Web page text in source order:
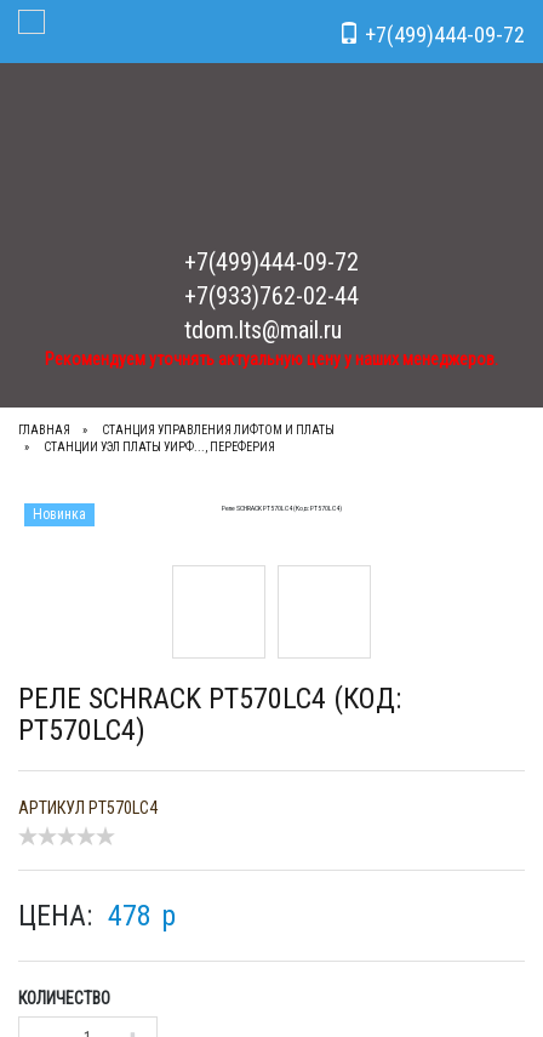
Рекомендуем уточнять актуальную цену у наших менеджеров.
+7(499)444-09-72
+7(933)762-02-44
tdom.lts@mail.ru
Рекомендуем уточнять актуальную цену у наших менеджеров.
+7(499)444-09-72
Toggle Navigation
ГЛАВНАЯ
СТАНЦИЯ УПРАВЛЕНИЯ ЛИФТОМ И ПЛАТЫ
СТАНЦИИ УЭЛ ПЛАТЫ УИРФ..., ПЕРЕФЕРИЯ
Новинка
РЕЛЕ SCHRACK PT570LC4 (КОД:
PT570LC4)
АРТИКУЛ PT570LC4
ЦЕНА: 478 p
КОЛИЧЕСТВО